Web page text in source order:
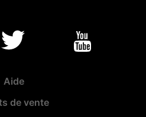
Aide
de vente